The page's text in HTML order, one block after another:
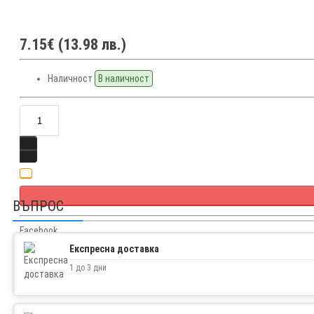
7.15€ (13.98 лв.)
Наличност В наличност
Facebook
Twitter
ВЪПРОС
Експресна доставка
1 до 3 дни